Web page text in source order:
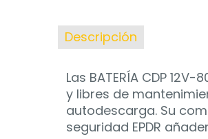
Descripción
Las BATERÍA CDP
y libres de
autodescarga. Su
seguridad EPDR